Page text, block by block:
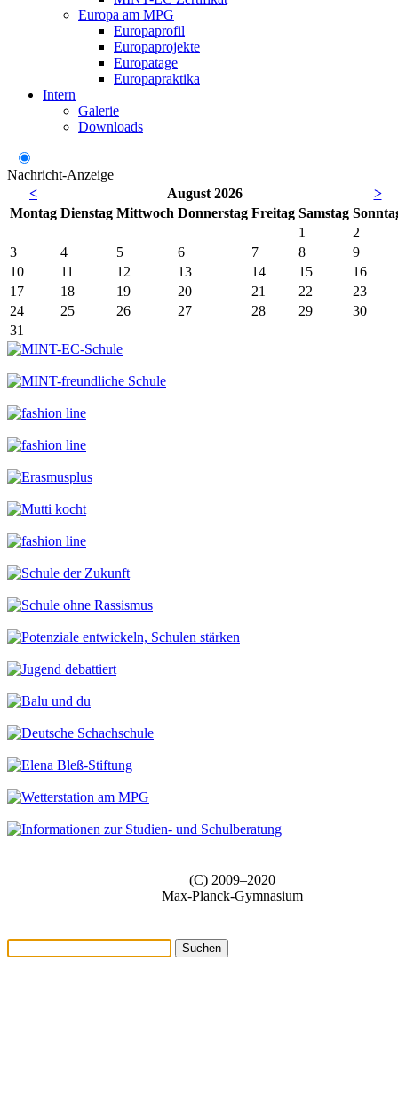
Europa am MPG
Europaprofil
Europaprojekte
Europatage
Europapraktika
Intern
Galerie
Downloads
Nachricht-Anzeige
<
August 2026
>
Montag Dienstag Mittwoch Donnerstag Freitag Samstag So
1
2
3
4 5 6 7 8
9
10
11 12 13 14 15
16
17
18 19 20 21 22
23
24
25 26 27 28 29
30
31
(C) 2009–2020
Max-Planck-Gymnasium
Suchen